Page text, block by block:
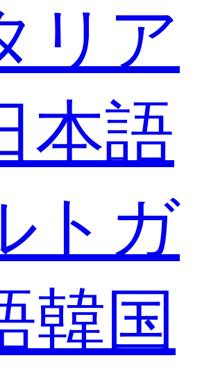
リア
本語
トガ
韓国